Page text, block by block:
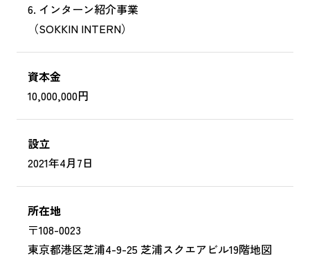
6. インターン紹介事業
（SOKKIN INTERN）
資本金
10,000,000円
設立
2021年4月7日
所在地
〒108-0023
東京都港区芝浦4-9-25 芝浦スクエアビル19階地図